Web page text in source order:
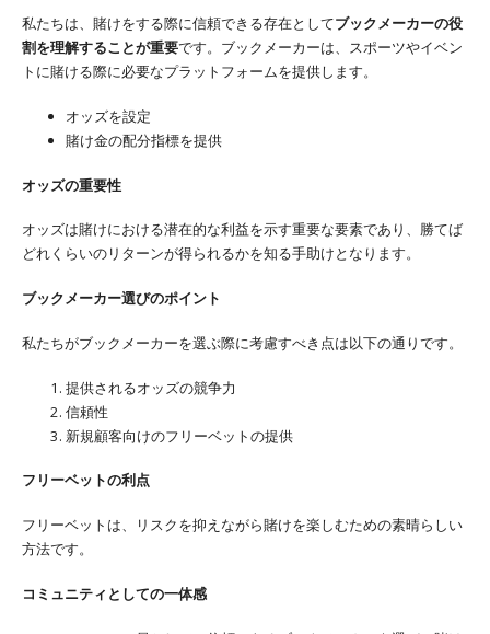
私たちは、賭けをする際に信頼できる存在としてブックメーカーの役
割を理解することが重要です。ブックメーカーは、スポーツやイベン
トに賭ける際に必要なプラットフォームを提供します。
オッズを設定
賭け金の配分指標を提供
オッズの重要性
オッズは賭けにおける潜在的な利益を示す重要な要素であり、勝てば
どれくらいのリターンが得られるかを知る手助けとなります。
ブックメーカー選びのポイント
私たちがブックメーカーを選ぶ際に考慮すべき点は以下の通りです。
提供されるオッズの競争力
信頼性
新規顧客向けのフリーベットの提供
フリーベットの利点
フリーベットは、リスクを抑えながら賭けを楽しむための素晴らしい
方法です。
コミュニティとしての一体感